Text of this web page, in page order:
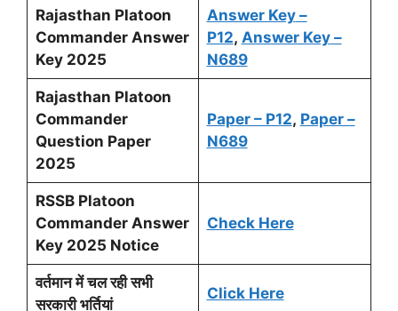
Rajasthan Platoon
Commander Answer
Key 2025
Answer Key–
P12, Answer Key–
N689
Rajasthan Platoon
Commander
Question Paper
2025
Paper – P12, Paper –
N689
RSSB Platoon
Commander Answer
Key 2025 Notice
Check Here
वर्तमान में चल रही सभी
सरकारी भर्तियां
Click Here